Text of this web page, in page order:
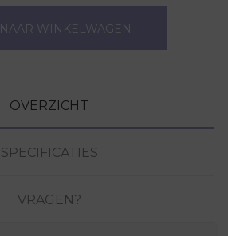
NAAR WINKELWAGEN
OVERZICHT
SPECIFICATIES
VRAGEN?